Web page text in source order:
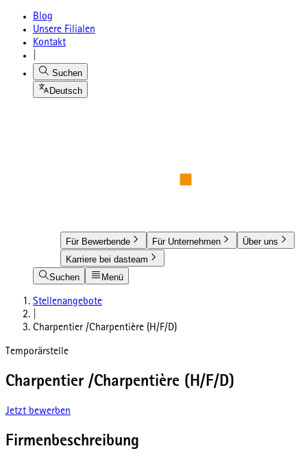
Blog
Unsere Filialen
Kontakt
Suchen
Deutsch
Für Bewerbende Für Unternehmen
Über uns
Karriere bei dasteam
Suchen
Menü
Stellenangebote
Charpentier /Charpentière (H/F/D)
Temporärstelle
Charpentier /Charpentière (H/F/D)
Jetzt bewerben
Firmenbeschreibung